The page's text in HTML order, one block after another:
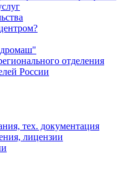
отделения
России
тех. документация
лицензии